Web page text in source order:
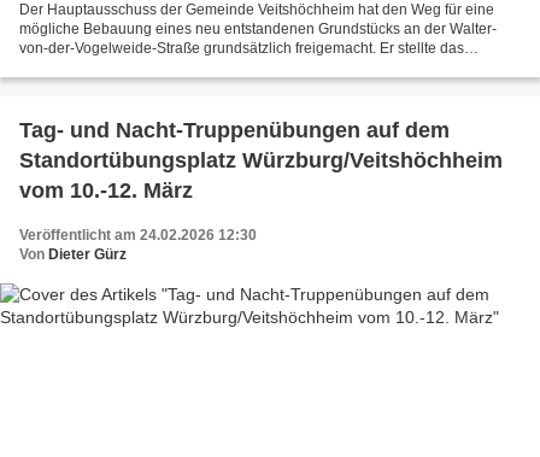
Der Hauptausschuss der Gemeinde Veitshöchheim hat den Weg für eine
mögliche Bebauung eines neu entstandenen Grundstücks an der Walter-
von-der-Vogelweide-Straße grundsätzlich freigemacht. Er stellte das
Tag- und Nacht-Truppenübungen auf dem
Standortübungsplatz Würzburg/Veitshöchheim
vom 10.-12. März
Veröffentlicht am 24.02.2026 12:30
Von Dieter Gürz